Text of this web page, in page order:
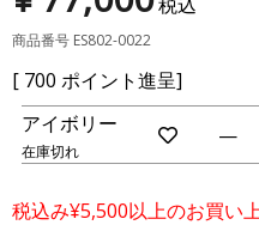
商品番号 ES802-0022
[ 700 ポイント進呈]
アイボリー
在庫切れ
入
—
税込み¥5,500以上のお買い